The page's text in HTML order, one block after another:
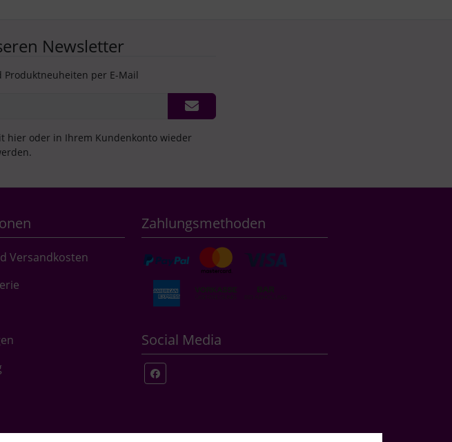
Newsletter
Produktneuheiten per E-Mail
hier oder in Ihrem Kundenkonto wieder
Versandkosten
Zahlungsmethoden
Social Media